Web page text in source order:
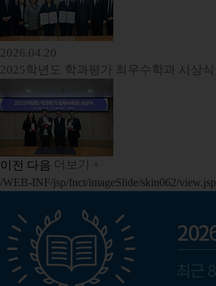
2026.04.20
2025학년도 학과평가 최우수학과 시상식
이전 다음 더보기 +
/WEB-INF/jsp/fnct/imageSlide/skin062/view.jsp